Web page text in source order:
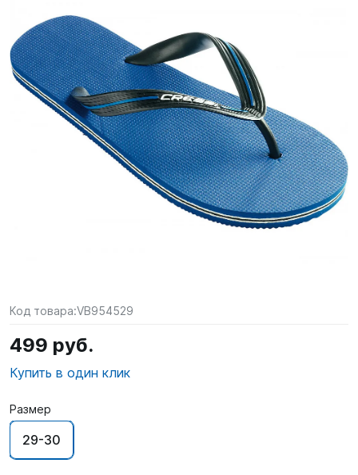
Фридайвинг
Детям
Бассейн
Акции
Код товара:VB954529
499 руб.
Купить в один клик
Размер
29-30